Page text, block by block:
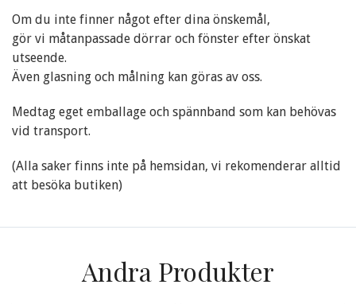
Om du inte finner något efter dina önskemål,
gör vi måtanpassade dörrar och fönster efter önskat
utseende.
Även glasning och målning kan göras av oss.
Medtag eget emballage och spännband som kan behövas
vid transport.
(Alla saker finns inte på hemsidan, vi rekomenderar alltid
att besöka butiken)
Andra Produkter